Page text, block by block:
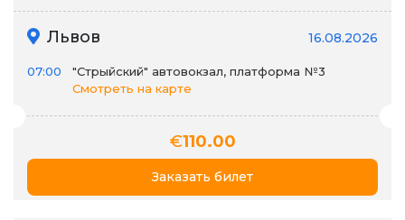
Львов 16.08.2026
07:00
"Стрыйский" автовокзал, платформа №3
Смотреть на карте
€110.00
Заказать билет